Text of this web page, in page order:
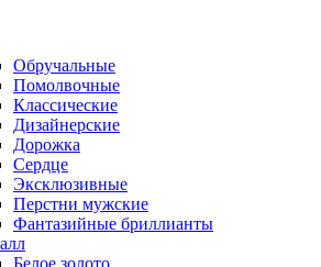
Обручальные
Помолвочные
Классические
Дизайнерские
Дорожка
Сердце
Эксклюзивные
Перстни мужские
Фантазийные бриллианты
Белое золото